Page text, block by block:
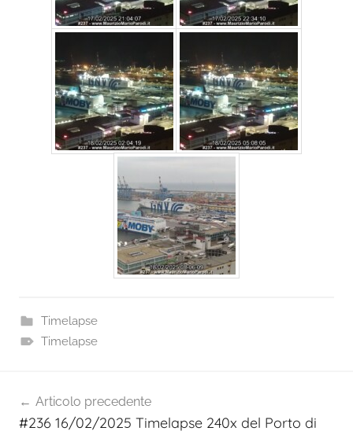
Timelapse
Timelapse
articoli
Articolo precedente
#236 16/02/2025 Timelapse 240x del Porto di